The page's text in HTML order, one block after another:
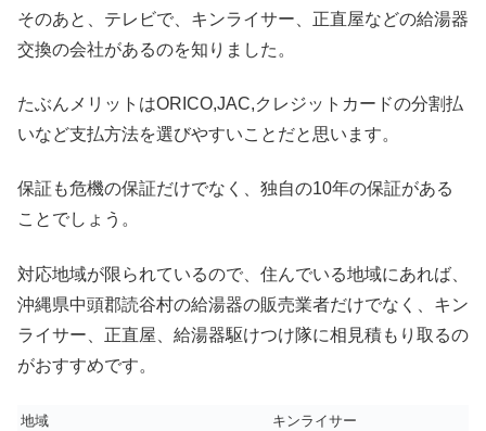
そのあと、テレビで、キンライサー、正直屋などの給湯器
交換の会社があるのを知りました。
たぶんメリットはORICO,JAC,クレジットカードの分割払
いなど支払方法を選びやすいことだと思います。
保証も危機の保証だけでなく、独自の10年の保証がある
ことでしょう。
対応地域が限られているので、住んでいる地域にあれば、
沖縄県中頭郡読谷村の給湯器の販売業者だけでなく、キン
ライサー、正直屋、給湯器駆けつけ隊に相見積もり取るの
がおすすめです。
地域 キンライサー